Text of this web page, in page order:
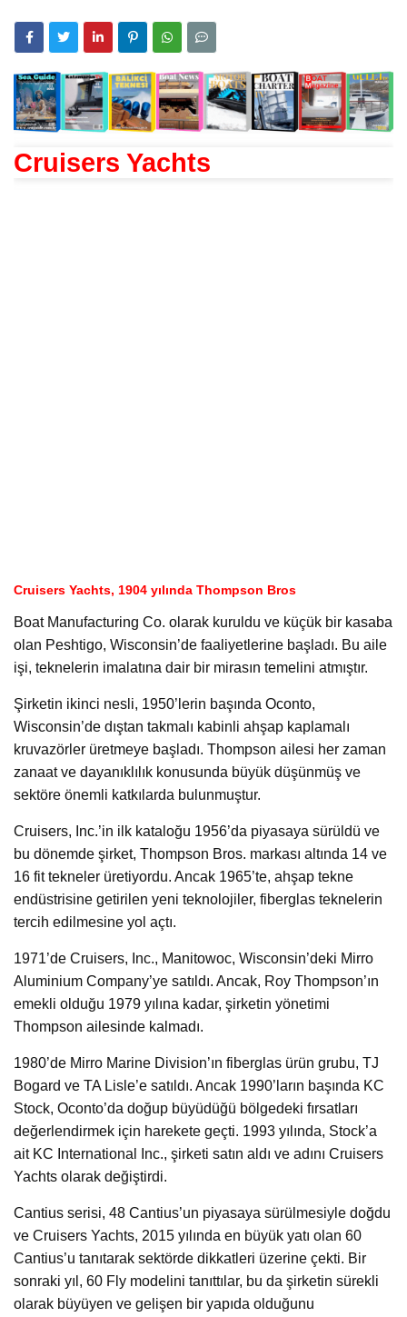
Cruisers Yachts
Cruisers Yachts, 1904 yılında Thompson Bros
Boat Manufacturing Co. olarak kuruldu ve küçük bir kasaba
olan Peshtigo, Wisconsin’de faaliyetlerine başladı. Bu aile
işi, teknelerin imalatına dair bir mirasın temelini atmıştır.
Şirketin ikinci nesli, 1950’lerin başında Oconto,
Wisconsin’de dıştan takmalı kabinli ahşap kaplamalı
kruvazörler üretmeye başladı. Thompson ailesi her zaman
zanaat ve dayanıklılık konusunda büyük düşünmüş ve
sektöre önemli katkılarda bulunmuştur.
Cruisers, Inc.’in ilk kataloğu 1956’da piyasaya sürüldü ve
bu dönemde şirket, Thompson Bros. markası altında 14 ve
16 fit tekneler üretiyordu. Ancak 1965’te, ahşap tekne
endüstrisine getirilen yeni teknolojiler, fiberglas teknelerin
tercih edilmesine yol açtı.
1971’de Cruisers, Inc., Manitowoc, Wisconsin’deki Mirro
Aluminium Company’ye satıldı. Ancak, Roy Thompson’ın
emekli olduğu 1979 yılına kadar, şirketin yönetimi
Thompson ailesinde kalmadı.
1980’de Mirro Marine Division’ın fiberglas ürün grubu, TJ
Bogard ve TA Lisle’e satıldı. Ancak 1990’ların başında KC
Stock, Oconto’da doğup büyüdüğü bölgedeki fırsatları
değerlendirmek için harekete geçti. 1993 yılında, Stock’a
ait KC International Inc., şirketi satın aldı ve adını Cruisers
Yachts olarak değiştirdi.
Cantius serisi, 48 Cantius’un piyasaya sürülmesiyle doğdu
ve Cruisers Yachts, 2015 yılında en büyük yatı olan 60
Cantius’u tanıtarak sektörde dikkatleri üzerine çekti. Bir
sonraki yıl, 60 Fly modelini tanıttılar, bu da şirketin sürekli
olarak büyüyen ve gelişen bir yapıda olduğunu